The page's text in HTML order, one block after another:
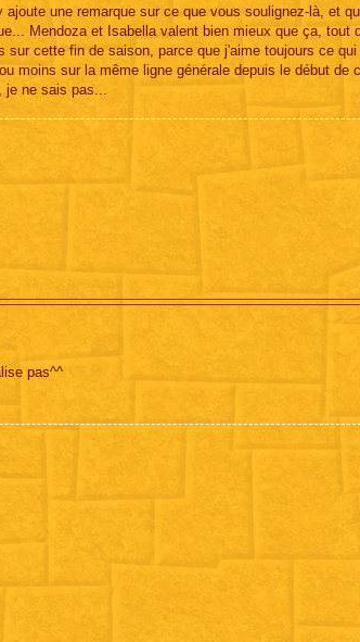
une remarque sur ce que vous soulignez-là, et
Mendoza et Isabella valent bien mieux que ça, tout
sur cette fin de saison, parce que j'aime toujours ce
moins sur la même ligne générale depuis le début de
ne sais pas...
pas^^